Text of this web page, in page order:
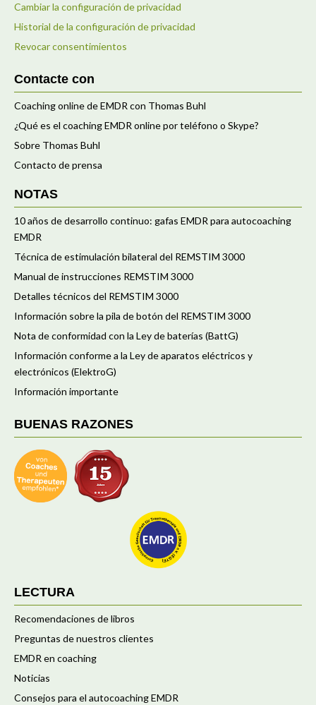
Cambiar la configuración de privacidad
Historial de la configuración de privacidad
Revocar consentimientos
Contacte con
Coaching online de EMDR con Thomas Buhl
¿Qué es el coaching EMDR online por teléfono o Skype?
Sobre Thomas Buhl
Contacto de prensa
NOTAS
10 años de desarrollo continuo: gafas EMDR para autocoaching
EMDR
Técnica de estimulación bilateral del REMSTIM 3000
Manual de instrucciones REMSTIM 3000
Detalles técnicos del REMSTIM 3000
Información sobre la pila de botón del REMSTIM 3000
Nota de conformidad con la Ley de baterías (BattG)
Información conforme a la Ley de aparatos eléctricos y
electrónicos (ElektroG)
Información importante
BUENAS RAZONES
LECTURA
Recomendaciones de libros
Preguntas de nuestros clientes
EMDR en coaching
Noticias
Consejos para el autocoaching EMDR